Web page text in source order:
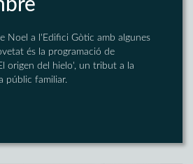
Noel a l'Edifici Gòtic amb algunes
és la programació de
origen del hielo', un tribut a la
públic familiar.